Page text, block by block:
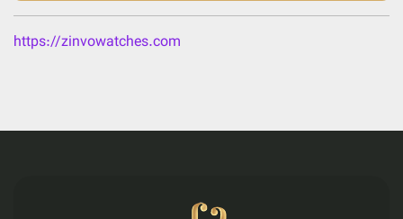
https://zinvowatches.com